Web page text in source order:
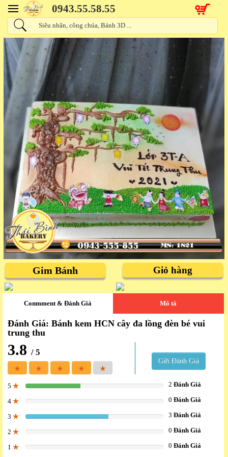
0943.55.58.55
Gim Bánh Giỏ hàng
Conmment & Đánh Giá Mô tả
Đánh Giá: Bánh kem HCN cây đa lồng đèn bé vui
trung thu
3.8 / 5
Gửi Đánh Giá
5 40% 2Đánh Giá
4 0Đánh Giá
3 60% 3Đánh Giá
2 0Đánh Giá
1 0Đánh Giá